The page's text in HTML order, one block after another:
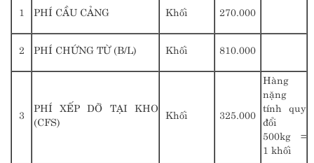
1 PHÍ CẦU CẢNG Khối 270.000
2 PHÍ CHỨNG TỪ (B/L) Khối 810.000
3
PHÍ XẾP DỠ TẠI KHO
(CFS)
Khối 325.000
Hàng
nặng
tính quy
đổi
500kg =
1 khối